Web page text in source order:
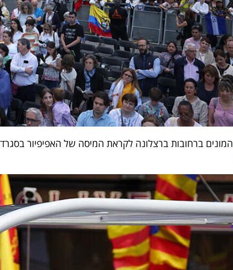
המונים ברחובות ברצלונה לקראת המיסה של האפיפיור